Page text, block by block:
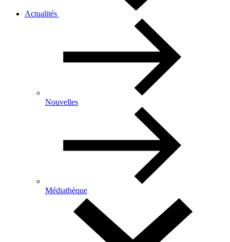
Actualités
Nouvelles
Médiathèque